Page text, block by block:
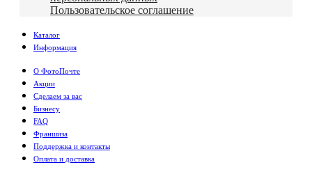
Пользовательское соглашение
Каталог
Информация
О ФотоПочте
Акции
Сделаем за вас
Бизнесу
FAQ
Франшиза
Поддержка и контакты
Оплата и доставка